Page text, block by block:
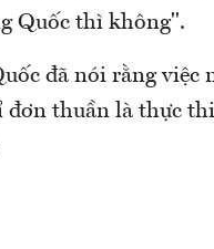
Quốc thì không".
đã nói rằng việc
thuần là thực